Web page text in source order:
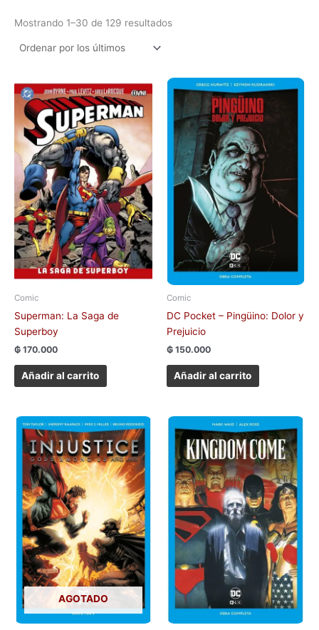
Mostrando 1–30 de 129 resultados
Comic
Superman: La Saga de
Superboy
₲ 170.000
Añadir al carrito
Comic
DC Pocket – Pingüino: Dolor y
Prejuicio
₲ 150.000
Añadir al carrito
AGOTADO